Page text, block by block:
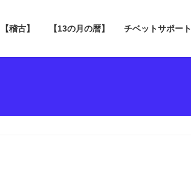
【稽古】 【13の月の暦】 チベットサポート